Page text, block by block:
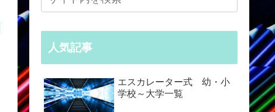
人気記事
エスカレーター式 幼・小
学校～大学一覧